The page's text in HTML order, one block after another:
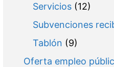
Servicios(12)
Subvenciones
Tablón (9)
Oferta empleo